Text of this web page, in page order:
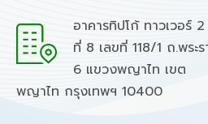
อาคารทิปโก้ ทาวเวอร์
ที่ 8 เลขที่ 118/1 ถ.พระร
6 แขวงพญาไท เขต
พญาไท กรุงเทพฯ 10400